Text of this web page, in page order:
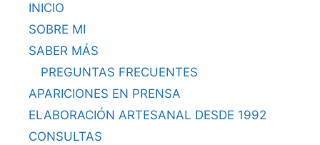
INICIO
SOBRE MI
SABER MÁS
PREGUNTAS FRECUENTES
APARICIONES EN PRENSA
ELABORACIÓN ARTESANAL DESDE 1992
CONSULTAS